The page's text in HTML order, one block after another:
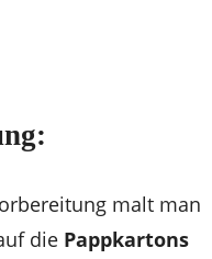
malt man
die Pappkartons